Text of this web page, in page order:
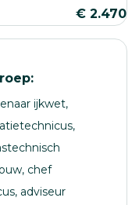
€ 2.470
ijkwet,
chef
adviseur